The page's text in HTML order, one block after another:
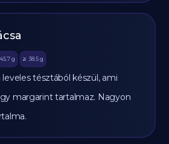
45.7g 🫒 38.5 g
tésztából készül, ami
margarint tartalmaz. Nagyon